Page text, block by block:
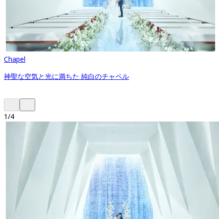
Chapel
神聖な空気と光に満ちた 純白のチャペル
1/4